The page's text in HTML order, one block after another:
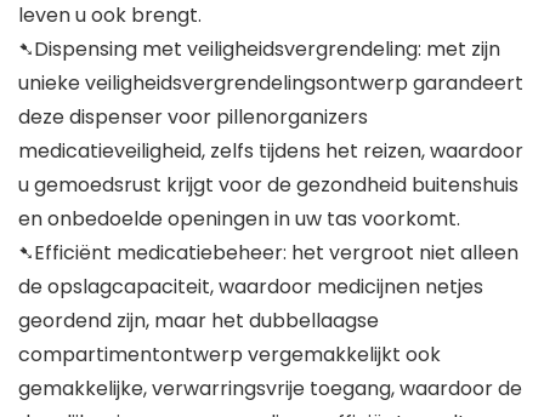
leven u ook brengt.
➷Dispensing met veiligheidsvergrendeling: met zijn
unieke veiligheidsvergrendelingsontwerp garandeert
deze dispenser voor pillenorganizers
medicatieveiligheid, zelfs tijdens het reizen, waardoor
u gemoedsrust krijgt voor de gezondheid buitenshuis
en onbedoelde openingen in uw tas voorkomt.
➷Efficiënt medicatiebeheer: het vergroot niet alleen
de opslagcapaciteit, waardoor medicijnen netjes
geordend zijn, maar het dubbellaagse
compartimentontwerp vergemakkelijkt ook
gemakkelijke, verwarringsvrije toegang, waardoor de